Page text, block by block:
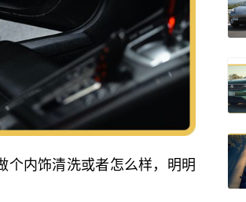
个内饰清洗或者怎么样，明明